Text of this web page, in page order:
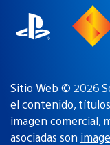
Sitio Web © 2026
el contenido,
imagen comercial,
asociadas son